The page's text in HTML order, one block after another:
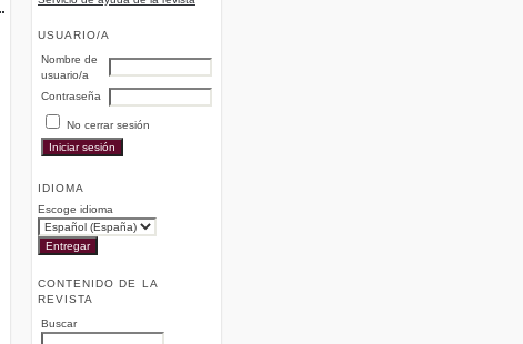
USUARIO/A
Nombre de
usuario/a
Contraseña
No cerrar sesión
IDIOMA
Escoge idioma
CONTENIDO DE LA
REVISTA
Buscar